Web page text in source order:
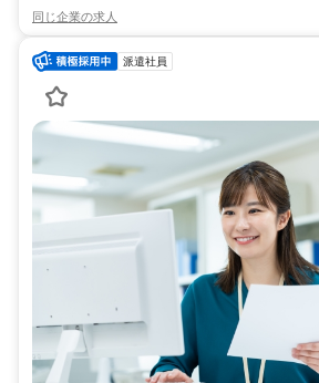
同じ企業の求人
派遣社員